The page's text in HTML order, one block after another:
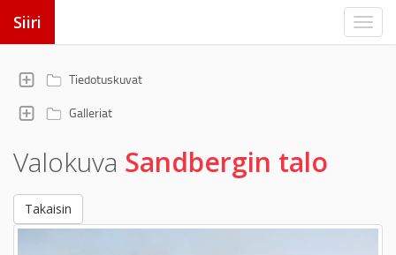
Siiri
Tiedotuskuvat
Galleriat
Valokuva Sandbergin talo
Takaisin